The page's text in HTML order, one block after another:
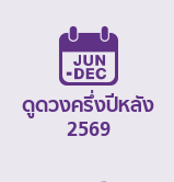
ดูดวงครึ่งปีหลัง
2569